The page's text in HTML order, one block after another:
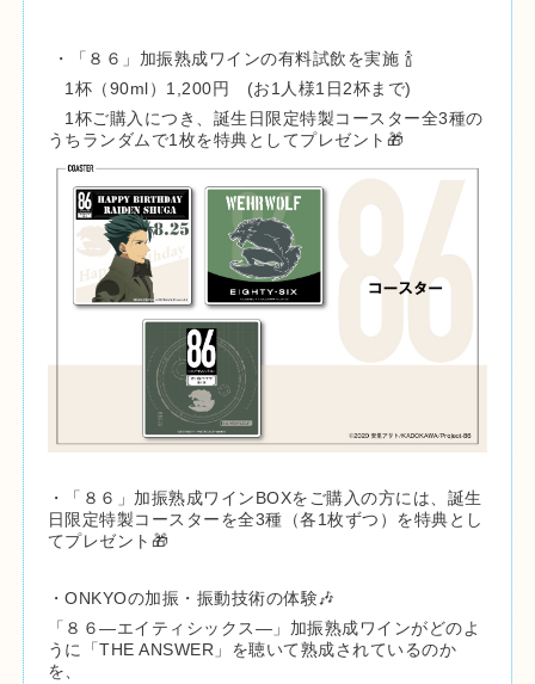
・「８６」加振熟成ワインの有料試飲を実施 🍾
1杯（90ml）1,200円 (お1人様1日2杯まで)
1杯ご購入につき、誕生日限定特製コースター全3種の
うちランダムで1枚を特典としてプレゼント🎁
・「８６」加振熟成ワインBOXをご購入の方には、誕生
日限定特製コースターを全3種（各1枚ずつ）を特典とし
てプレゼント🎁
・ONKYOの加振・振動技術の体験🎶
「８６―エイティシックス―」加振熟成ワインがどのよ
うに「THE ANSWER」を聴いて熟成されているのか
を、